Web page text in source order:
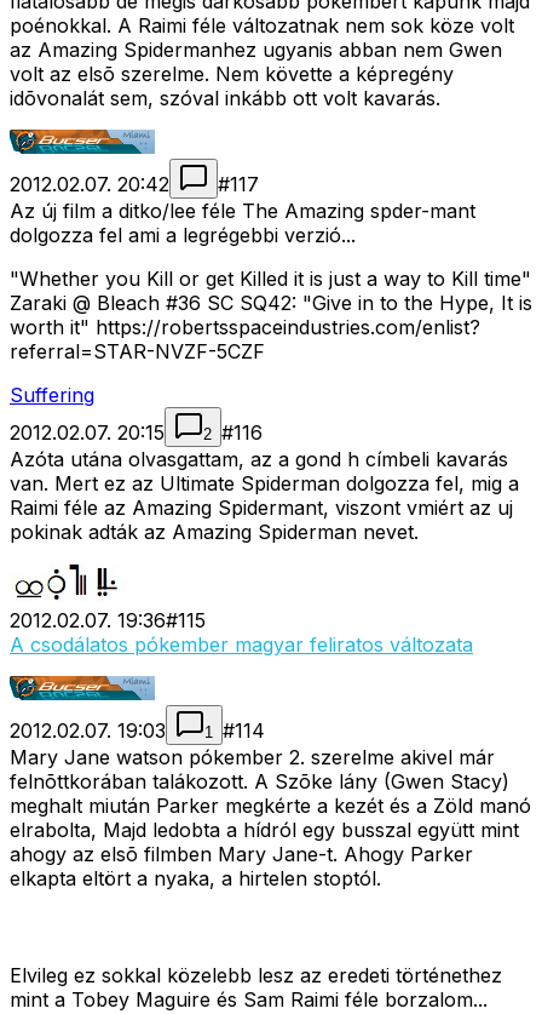
poénokkal. A Raimi féle változatnak nem sok köze volt
az Amazing Spidermanhez ugyanis abban nem Gwen
volt az elsõ szerelme. Nem követte a képregény
idõvonalát sem, szóval inkább ott volt kavarás.
2012.02.07. 20:42 #117
Az új film a ditko/lee féle The Amazing spder-mant
dolgozza fel ami a legrégebbi verzió...
"Whether you Kill or get Killed it is just a way to Kill time"
Zaraki @ Bleach #36 SC SQ42: "Give in to the Hype, It is
worth it" https://robertsspaceindustries.com/enlist?
referral=STAR-NVZF-5CZF
Suffering
2012.02.07. 20:15
2 #116
Azóta utána olvasgattam, az a gond h címbeli kavarás
van. Mert ez az Ultimate Spiderman dolgozza fel, mig a
Raimi féle az Amazing Spidermant, viszont vmiért az uj
pokinak adták az Amazing Spiderman nevet.
2012.02.07. 19:36#115
A csodálatos pókember magyar feliratos változata
2012.02.07. 19:03 1 #114
Mary Jane watson pókember 2. szerelme akivel már
felnõttkorában talákozott. A Szõke lány (Gwen Stacy)
meghalt miután Parker megkérte a kezét és a Zöld manó
elrabolta, Majd ledobta a hídról egy busszal együtt mint
ahogy az elsõ filmben Mary Jane-t. Ahogy Parker
elkapta eltört a nyaka, a hirtelen stoptól.
Elvileg ez sokkal közelebb lesz az eredeti történethez
mint a Tobey Maguire és Sam Raimi féle borzalom...